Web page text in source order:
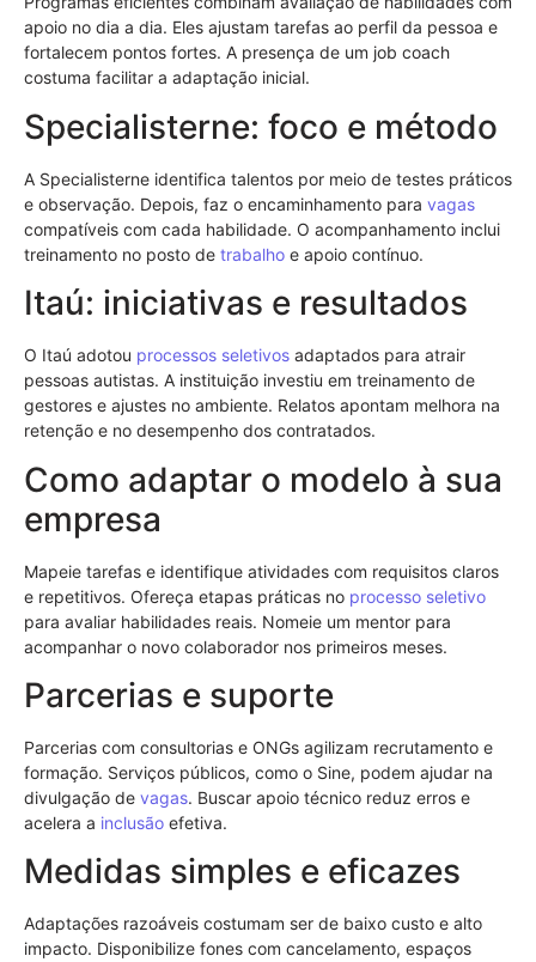
apoio no dia a dia. Eles ajustam tarefas ao perfil da pessoa e
fortalecem pontos fortes. A presença de um job coach
costuma facilitar a adaptação inicial.
Specialisterne: foco e método
A Specialisterne identifica talentos por meio de testes práticos
e observação. Depois, faz o encaminhamento para vagas
compatíveis com cada habilidade. O acompanhamento inclui
treinamento no posto de trabalho e apoio contínuo.
Itaú: iniciativas e resultados
O Itaú adotou processos seletivos adaptados para atrair
pessoas autistas. A instituição investiu em treinamento de
gestores e ajustes no ambiente. Relatos apontam melhora na
retenção e no desempenho dos contratados.
Como adaptar o modelo à sua
empresa
Mapeie tarefas e identifique atividades com requisitos claros
e repetitivos. Ofereça etapas práticas no processo seletivo
para avaliar habilidades reais. Nomeie um mentor para
acompanhar o novo colaborador nos primeiros meses.
Parcerias e suporte
Parcerias com consultorias e ONGs agilizam recrutamento e
formação. Serviços públicos, como o Sine, podem ajudar na
divulgação de vagas. Buscar apoio técnico reduz erros e
acelera a inclusão efetiva.
Medidas simples e eficazes
Adaptações razoáveis costumam ser de baixo custo e alto
impacto. Disponibilize fones com cancelamento, espaços